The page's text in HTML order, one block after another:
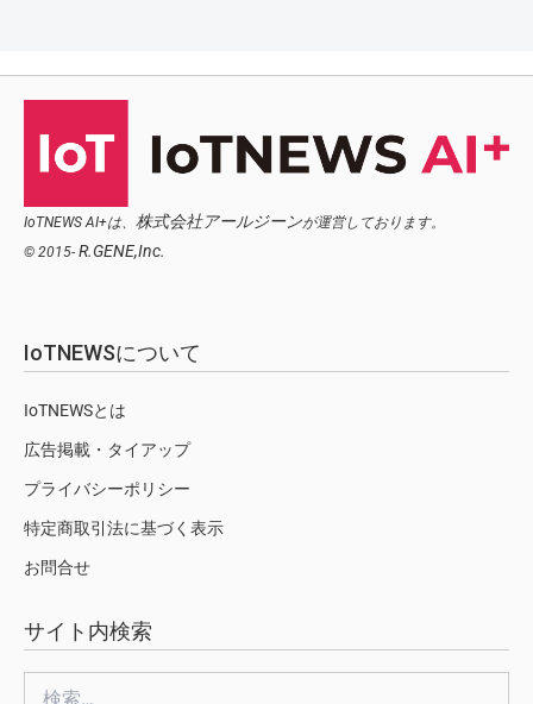
IoTNEWS AI+は、 株式会社アールジーンが運営しております。
© 2015- R.GENE,Inc.
IoTNEWSについて
IoTNEWSとは
広告掲載・タイアップ
プライバシーポリシー
特定商取引法に基づく表示
お問合せ
サイト内検索